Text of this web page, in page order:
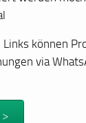
können
via